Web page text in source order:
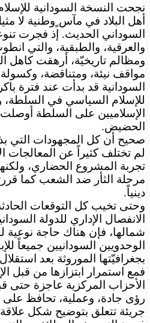
نجحت النسخة السودانية
أهل البلاد في مآس ٍوطنية لا
السوداني الحديث. إذ فجرت
والعرقية، والطبقية، والتي
ومظالم تاريخيّة، أرهقت كاهل
مواقف نيئة، ومتناقضة،
السودانية قد بدأت عند فترة
للإسلام السياسي في السلطة،
الإسلاميين على السلطة
الحضيض.
صحيح أن كل المجهودات التي
لم تختلف كثيراً عن المعالجات
تجربة المشروع الحضاري،
مرحلة الثأر ضد الشعب كما
دينياً.
وحتى تخيب كل التوقعات
الانفصال الإداري للدولة
شمالها، فإن هناك حاجة
الوحدويين السودانيين جميعاً
بجغرافيّتها الموروثة بعد
فمع استمرار ابتزازها من قبل
الأحزاب المركزية عاجزة حتى
رؤى جادة، وعملية، تحافظ على
جريئة تتعلق بتوضيح شكل علاقة